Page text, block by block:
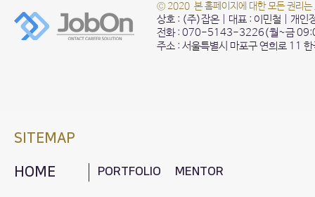
© 2020 본 홈페이지에 대한 모든 권리
상호 : (주)잡온 | 대표 : 이민철 | 개인
전화 : 070-5143-3226(월~금
주소 : 서울특별시 마포구 연희로 11
SITEMAP
HOME PORTFOLIO MENTOR